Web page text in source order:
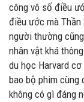
công vô số điều
điều ước mà Thần
người thường
nhân vật khá
du học Harvard
bao bộ phim cùng
không có gì đáng